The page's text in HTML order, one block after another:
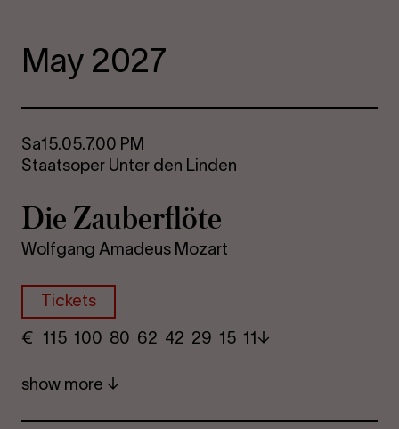
May 2027
Sa15.05.7.00 PM
Staatsoper Unter den Linden
Die Za­uber­flöte
Wolfgang Amadeus Mozart
Tickets
€ ​ 115 100 80​ 62 42 29​ 15 11
show more